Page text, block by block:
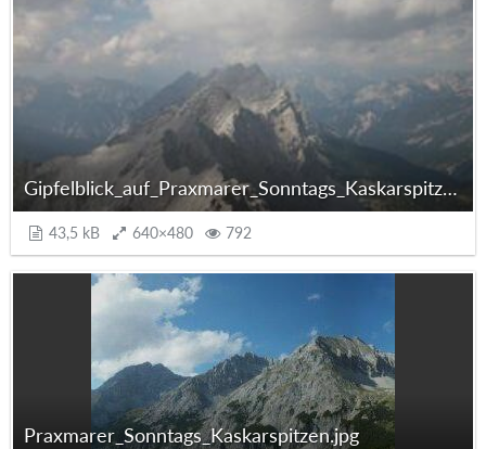
Gipfelblick_auf_Praxmarer_Sonntags_Kaskarspitzen.jpg
43,5 kB 640×480 792
Praxmarer_Sonntags_Kaskarspitzen.jpg